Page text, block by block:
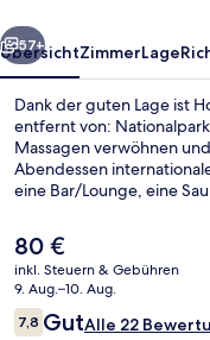
Weiter
57+
ÜbersichtZimmerLage
Dank der guten Lage ist
entfernt von:
Massagen verwöhnen
Abendessen
eine Bar/Lounge, eine
Der
aktuelle
Preis
beträgt
80 €.
80 €
inkl. Steuern & Gebühren
9. Aug.–10. Aug.
Bewertungen
7,87,8 von 10.
GutAlle 22